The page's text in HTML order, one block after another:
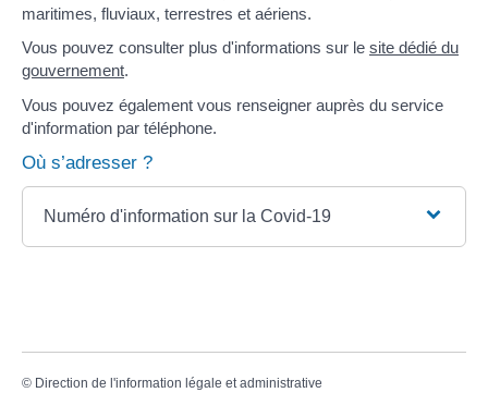
maritimes, fluviaux, terrestres et aériens.
Vous pouvez consulter plus d'informations sur le site dédié du
gouvernement.
Vous pouvez également vous renseigner auprès du service
d'information par téléphone.
Où s’adresser ?
Numéro d'information sur la Covid-19
© Direction de l'information légale et administrative